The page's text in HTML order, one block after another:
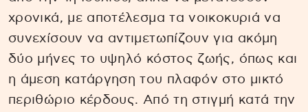
χρονικά, με αποτέλεσμα τα νοικοκυριά να
συνεχίσουν να αντιμετωπίζουν για ακόμη
δύο μήνες το υψηλό κόστος ζωής, όπως και
η άμεση κατάργηση του πλαφόν στο μικτό
περιθώριο κέρδους. Από τη στιγμή κατά την